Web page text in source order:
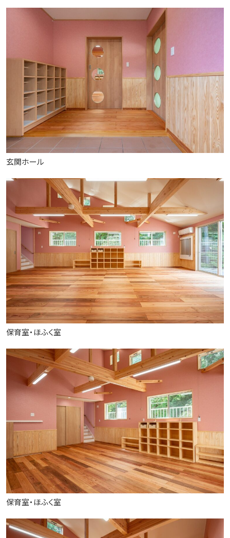
玄関ホール
保育室・ほふく室
保育室・ほふく室